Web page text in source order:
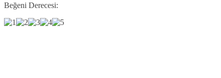
Beğeni Derecesi: